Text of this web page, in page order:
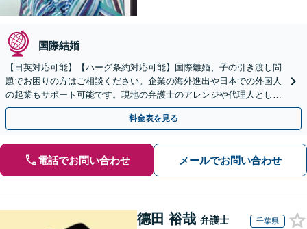
国際結婚
【日英対応可能】【ハーグ条約対応可能】国際離婚、子の引き渡し問
題でお困りの方はご相談ください。企業の海外進出や日本での外国人
の起業もサポート可能です。現地の弁護士のアレンジや代理人として
交渉もいたします。合理的にスピーディーに解決します。
料金表を見る
電話でお問い合わせ メールでお問い合わせ
德田 裕哉 弁護士 千葉県